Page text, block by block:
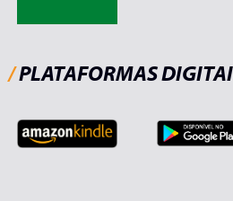
/PLATAFORMAS